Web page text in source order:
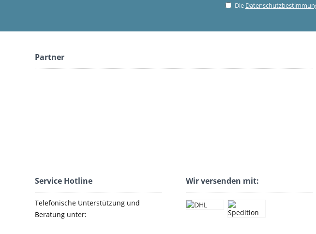
Die
Partner
Service Hotline
Telefonische Unterstützung und
Beratung unter:
Wir versenden mit: